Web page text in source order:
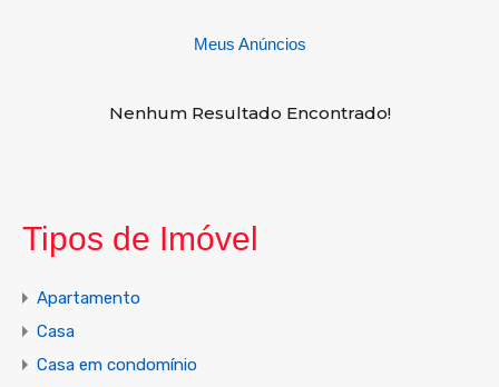
Meus Anúncios
Nenhum Resultado Encontrado!
Tipos de Imóvel
Apartamento
Casa
Casa em condomínio